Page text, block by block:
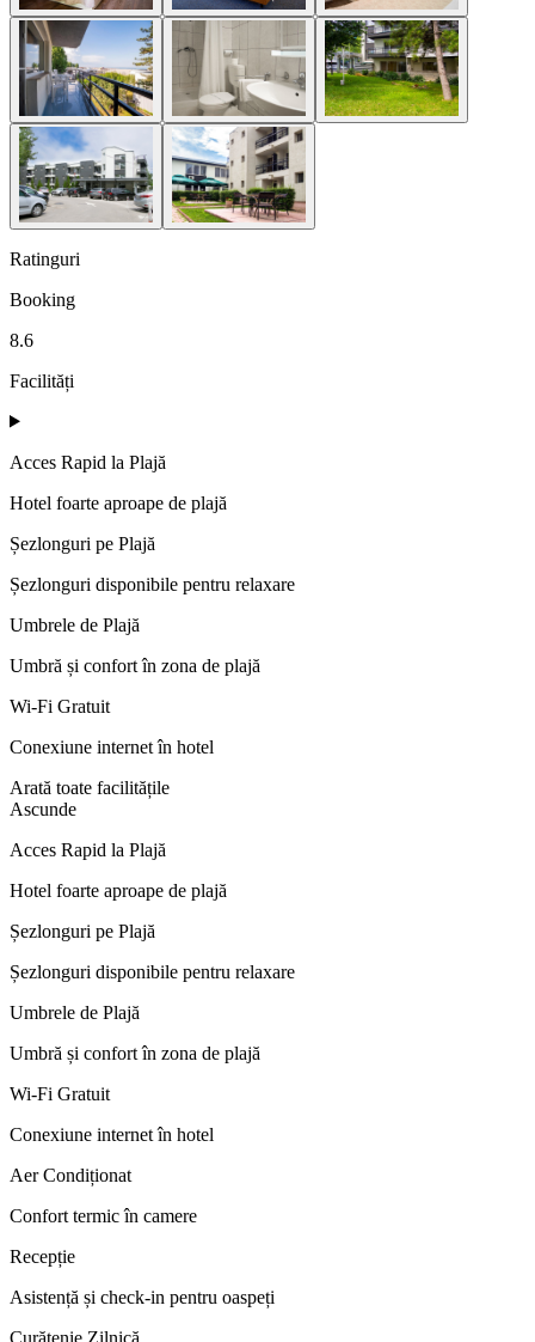
Ratinguri
Booking
8.6
Facilități
Acces Rapid la Plajă
Hotel foarte aproape de plajă
Șezlonguri pe Plajă
Șezlonguri disponibile pentru relaxare
Umbrele de Plajă
Umbră și confort în zona de plajă
Wi-Fi Gratuit
Conexiune internet în hotel
Arată toate facilitățile
Ascunde
Acces Rapid la Plajă
Hotel foarte aproape de plajă
Șezlonguri pe Plajă
Șezlonguri disponibile pentru relaxare
Umbrele de Plajă
Umbră și confort în zona de plajă
Wi-Fi Gratuit
Conexiune internet în hotel
Aer Condiționat
Confort termic în camere
Recepție
Asistență și check-in pentru oaspeți
Curățenie Zilnică